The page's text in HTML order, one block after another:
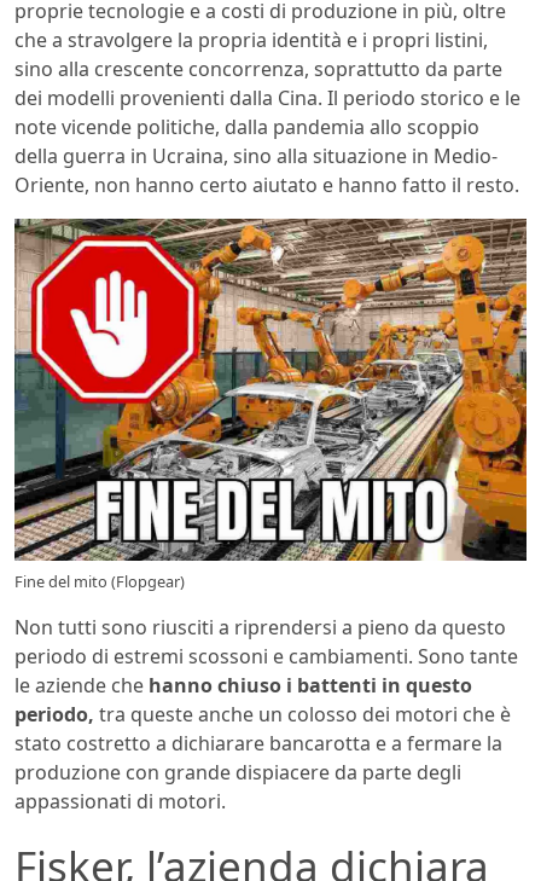
proprie tecnologie e a costi di produzione in più, oltre
che a stravolgere la propria identità e i propri listini,
sino alla crescente concorrenza, soprattutto da parte
dei modelli provenienti dalla Cina. Il periodo storico e le
note vicende politiche, dalla pandemia allo scoppio
della guerra in Ucraina, sino alla situazione in Medio-
Oriente, non hanno certo aiutato e hanno fatto il resto.
Fine del mito (Flopgear)
Non tutti sono riusciti a riprendersi a pieno da questo
periodo di estremi scossoni e cambiamenti. Sono tante
le aziende che hanno chiuso i battenti in questo
periodo, tra queste anche un colosso dei motori che è
stato costretto a dichiarare bancarotta e a fermare la
produzione con grande dispiacere da parte degli
appassionati di motori.
Fisker, l’azienda dichiara